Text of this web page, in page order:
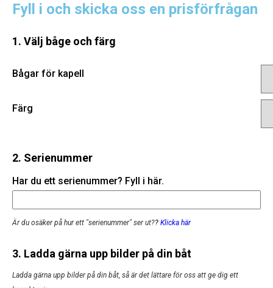
Fyll i och skicka oss en prisförfrågan
1. Välj båge och färg
Bågar för kapell
Färg
2. Serienummer
Har du ett serienummer? Fyll i här.
Är du osäker på hur ett "serienummer" ser ut?? Klicka här
3. Ladda gärna upp bilder på din båt
Ladda gärna upp bilder på din båt, så är det lättare för oss att ge dig ett